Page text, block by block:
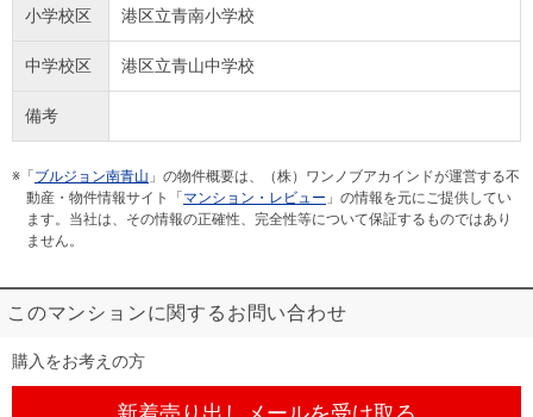
小学校区 港区立青南小学校
中学校区 港区立青山中学校
備考
※「 ブルジョン南青山 」の物件概要は、（株）ワンノブアカインドが運営する不
動産・物件情報サイト「 マンション・レビュー 」の情報を元にご提供してい
ます。当社は、その情報の正確性、完全性等について保証するものではあり
ません。
このマンションに関するお問い合わせ
購入をお考えの方